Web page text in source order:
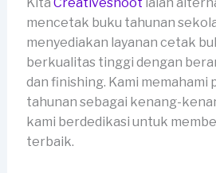
mencetak buku tahunan
menyediakan layanan cetak
berkualitas tinggi dengan
dan finishing. Kami memahami
tahunan sebagai kenang-
kami berdedikasi untuk
terbaik.